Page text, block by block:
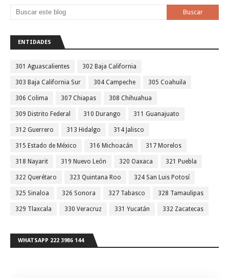
ENTIDADES
301 Aguascalientes 302 Baja California
303 Baja California Sur 304 Campeche 305 Coahuila
306 Colima 307 Chiapas 308 Chihuahua
309 Distrito Federal 310 Durango 311 Guanajuato
312 Guerrero 313 Hidalgo 314 Jalisco
315 Estado de México 316 Michoacán 317 Morelos
318 Nayarit 319 Nuevo León 320 Oaxaca 321 Puebla
322 Querétaro 323 Quintana Roo 324 San Luis Potosí
325 Sinaloa 326 Sonora 327 Tabasco 328 Tamaulipas
329 Tlaxcala 330 Veracruz 331 Yucatán 332 Zacatecas
WHATSAPP 222 3986 144